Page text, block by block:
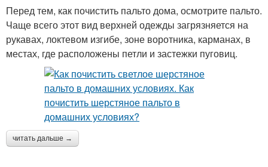
Перед тем, как почистить пальто дома, осмотрите пальто.
Чаще всего этот вид верхней одежды загрязняется на
рукавах, локтевом изгибе, зоне воротника, карманах, в
местах, где расположены петли и застежки пуговиц.
читать дальше →